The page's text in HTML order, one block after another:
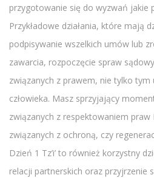
przygotowanie się do wyzwań jakie
Przykładowe działania, które mają
podpisywanie wszelkich umów lub
zawarcia, rozpoczęcie spraw
związanych z prawem, nie tylko
człowieka. Masz sprzyjający
związanych z respektowaniem praw
związanych z ochroną, czy
Dzień 1 Tz’i’ to również korzystny
relacji partnerskich oraz przyjrzenie